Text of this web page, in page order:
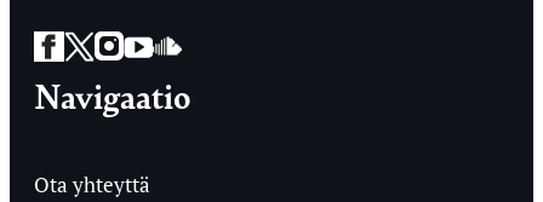
Facebook
Twitter
Instagram
YouTube
SoundCloud
Navigaatio
Ota yhteyttä